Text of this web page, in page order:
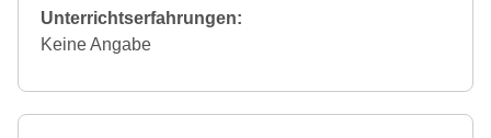
Unterrichtserfahrungen:
Keine Angabe